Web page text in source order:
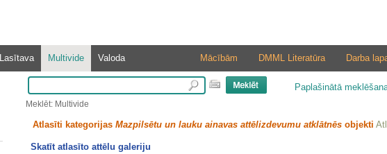
Lasītava Multivide Valoda Darba
DMML Literatūra
Mācībām
Paplašinātā
Meklēt: Multivide
Atlasīti kategorijas Mazpilsētu un lauku ainavas attēlizdevumu atklātnēsobjekti
Skatīt atlasīto attēlu galeriju